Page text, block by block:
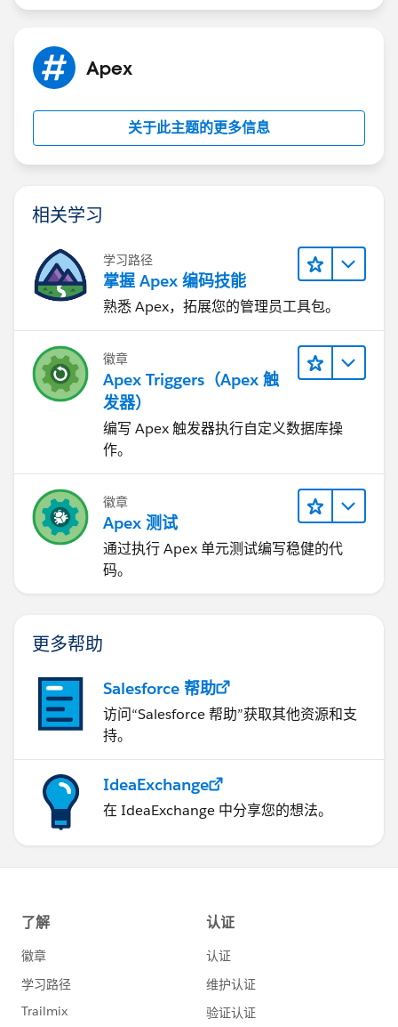
            for(account acc: acclist){
acc.Contact_Created__c=
                }
            }
        }
        if(accList.size()>0){
}
Please mark as Best Answer if above information was
helpful.
Thanks,
Apex
关于此主题的更多信息
相关学习
学习路径
掌握 Apex 编码技能
熟悉 Apex，拓展您的管理员工具包。
徽章
Apex Triggers（Apex 触
发器）
编写 Apex 触发器执行自定义数据库操
作。
徽章
Apex 测试
通过执行 Apex 单元测试编写稳健的代
码。
更多帮助
Salesforce 帮助
访问“Salesforce 帮助”获取其他资源和支
持。
IdeaExchange
在 IdeaExchange 中分享您的想法。